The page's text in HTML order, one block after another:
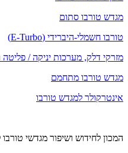
מגדש טורבו סתום
טורבו חשמלי-היברידי (E-Turbo)
מזרקי דלק, מערכות יניקה /
מגדש טורבו מתחמם
אינטרקולר למגדש טורבו
המכון לחידוש ושיפור מגדשי